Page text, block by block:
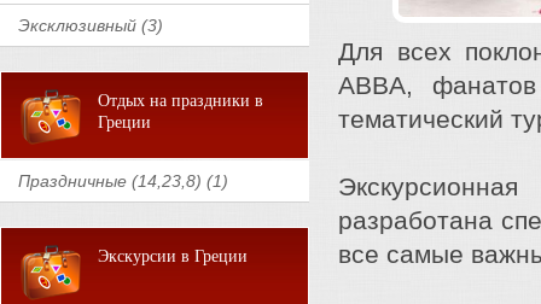
Эксклюзивный (3)
Отдых на праздники в
Греции
Праздничные (14,23,8) (1)
Экскурсии в Греции
Для всех
ABBA,
тематический
разработана
все самые